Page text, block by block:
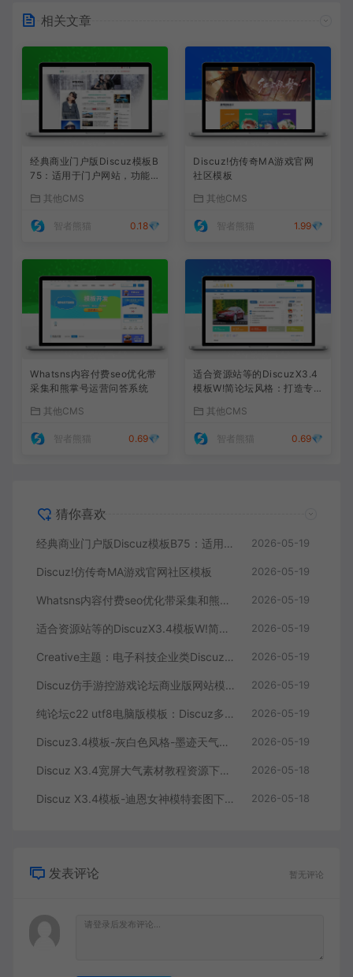
相关文章
经典商业门户版Discuz模板B
75：适用于门户网站，功能丰
门户网站。
其他CMS
智者熊猫 0.18💎
Discuz!仿传奇MA游戏官网
社区模板
其他CMS
智者熊猫 1.99💎
Whatsns内容付费seo优化带
采集和熊掌号运营问答系统
其他CMS
智者熊猫 0.69💎
适合资源站等的DiscuzX3.4
模板W!简论坛风格：打造专业
其他CMS
智者熊猫 0.69💎
猜你喜欢
经典商业门户版Discuz模板B75：适用于门户网站，功能丰富，商业化呈现，打造精致的门户网站。 2026-05-19
Discuz!仿传奇MA游戏官网社区模板 2026-05-19
Whatsns内容付费seo优化带采集和熊掌号运营问答系统 2026-05-19
适合资源站等的DiscuzX3.4模板W!简论坛风格：打造专业资源分享社区的理想选择 2026-05-19
Creative主题：电子科技企业类Discuz论坛模板 2026-05-19
Discuz仿手游控游戏论坛商业版网站模板源码下载 2026-05-19
纯论坛c22 utf8电脑版模板：Discuz多配色版本 2026-05-19
Discuz3.4模板-灰白色风格-墨迹天气商业版UTF-8-开源模板推荐 2026-05-19
Discuz X3.4宽屏大气素材教程资源下载模板 | 2021最新版 | GBK编码 2026-05-18
Discuz X3.4模板-迪恩女神模特套图下载（GBK+UTF） 2026-05-18
发表评论 暂无评论